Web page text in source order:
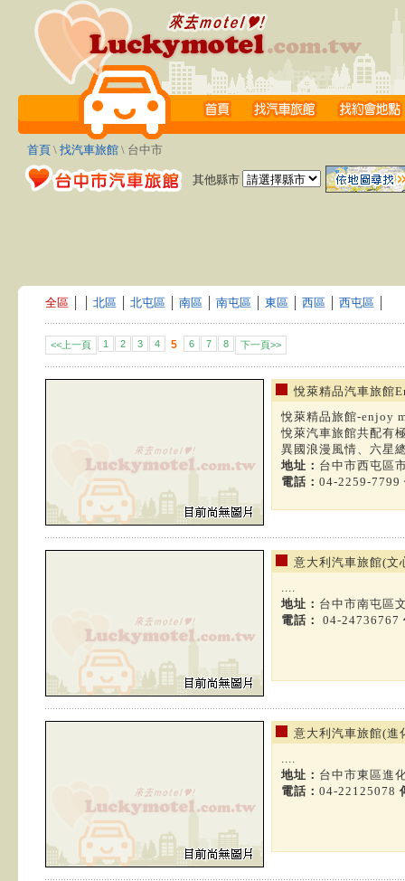
首頁 \ 找汽車旅館 \ 台中市
其他縣市
全區 北區 北屯區 南區 南屯區 東區 西區 西屯區
<<上一頁 1 2 3 4 5 6 7 8 下一頁>>
悅萊精品汽車旅館
悅萊精品旅館-enjoy
悅萊汽車旅館共配有
異國浪漫風情、六星
地址： 台中市西屯區
電話： 04-2259-7799
意大利汽車旅館(文
....
地址： 台中市南屯區
電話：
04-24736767
意大利汽車旅館(進
....
地址： 台中市東區進
電話： 04-22125078